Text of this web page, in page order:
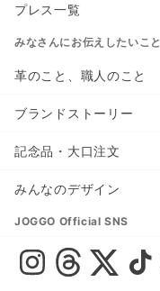
プレス一覧
みなさんにお伝えしたいこと
革のこと、職人のこと
ブランドストーリー
記念品・大口注文
みんなのデザイン
JOGGO Official SNS